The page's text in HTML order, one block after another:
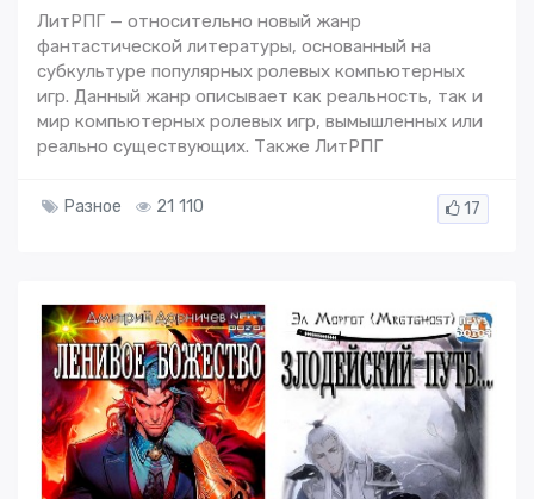
ЛитРПГ — относительно новый жанр
фантастической литературы, основанный на
субкультуре популярных ролевых компьютерных
игр. Данный жанр описывает как реальность, так и
мир компьютерных ролевых игр, вымышленных или
реально существующих. Также ЛитРПГ
Разное 21 110 17